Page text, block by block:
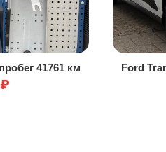
41761 км Ford